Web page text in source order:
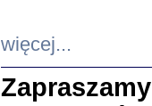
więcej...